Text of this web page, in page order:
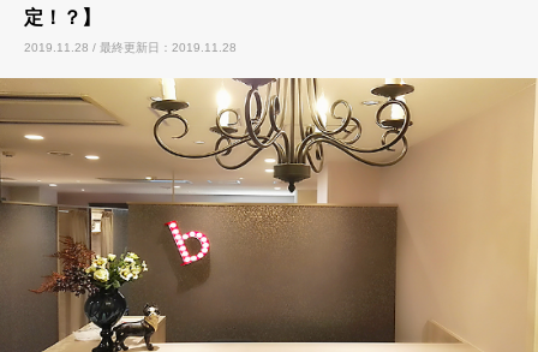
定！？】
2019.11.28 / 最終更新日：2019.11.28